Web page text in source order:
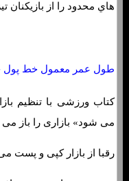
هاي‌ محدود را از بازیکنان
طول عمر معمول خط پول
کتاب ورزشی با تنظیم
می شود» بازاری را باز می
رقبا از بازار کپی و پست